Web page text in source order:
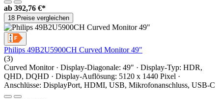
ab 392,76 €*
18 Preise vergleichen
Philips 49B2U5900CH Curved Monitor 49"
(3)
Curved Monitor · Display-Diagonale: 49" · Display-Typ: HDR,
QHD, DQHD · Display-Auflösung: 5120 x 1440 Pixel ·
Anschlüsse: DisplayPort, HDMI, USB, Mikrofonanschluss, USB-C